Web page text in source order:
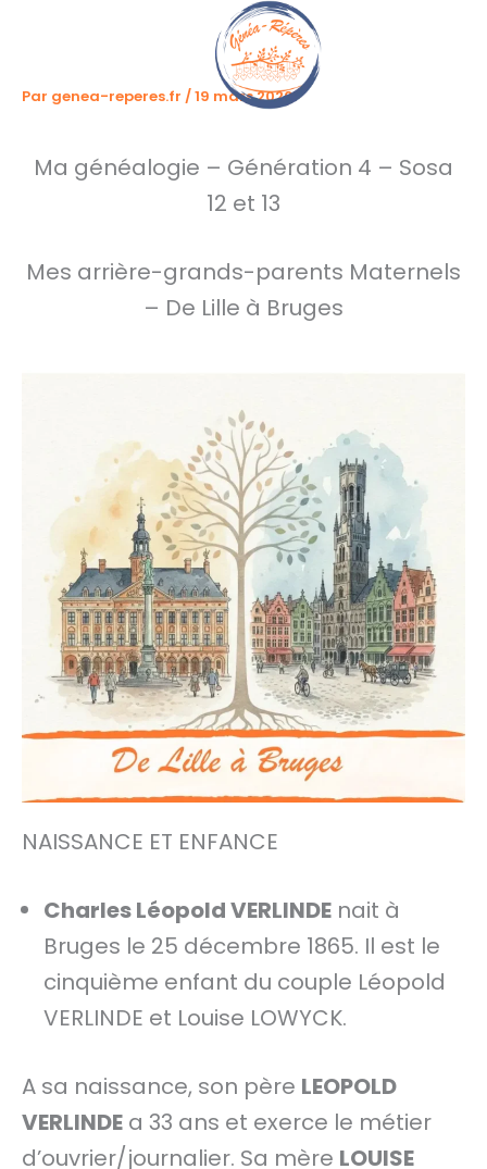
contenu
Par genea-reperes.fr /19 mars 2026
Ma généalogie – Génération 4 – Sosa
12 et 13
Mes arrière-grands-parents Maternels
– De Lille à Bruges
NAISSANCE ET ENFANCE
Charles Léopold VERLINDE nait à
Bruges le 25 décembre 1865. Il est le
cinquième enfant du couple Léopold
VERLINDE et Louise LOWYCK.
A sa naissance, son père LEOPOLD
VERLINDE a 33 ans et exerce le métier
d’ouvrier/journalier. Sa mère LOUISE